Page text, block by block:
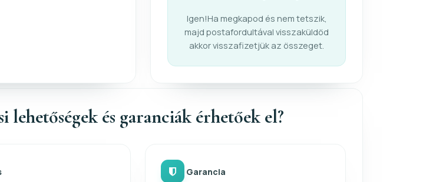
Igen!Ha megkapod és nem tetszik,
majd postafordultával visszaküldöd
akkor visszafizetjük az összeget.
és garanciák érhetőek el?
Garancia